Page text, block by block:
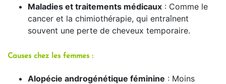
Maladies et traitements médicaux : Comme le
cancer et la chimiothérapie, qui entraînent
souvent une perte de cheveux temporaire.
Causes chez les femmes :
Alopécie androgénétique féminine : Moins